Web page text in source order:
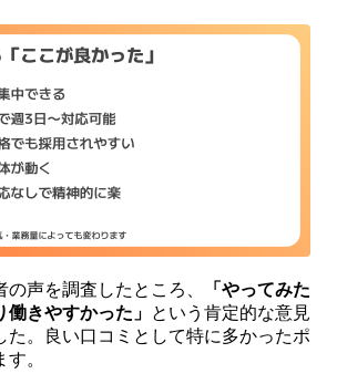
の声を調査したところ、
「やってみた
きやすかった」 という肯定的な意見
た。良い口コミとして特に多かったポ
。